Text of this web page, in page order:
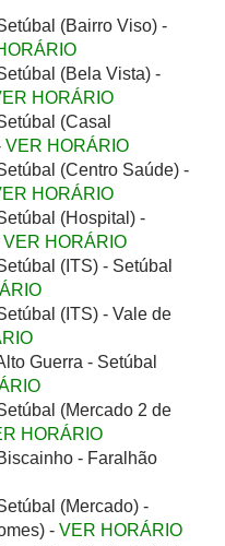
(Bairro Viso) -
(Bela Vista) -
HORÁRIO
(Casal
VER HORÁRIO
(Centro Saúde) -
HORÁRIO
(Hospital) -
VER HORÁRIO
(ITS) - Setúbal
(ITS) - Vale de
Guerra - Setúbal
(Mercado 2 de
HORÁRIO
- Faralhão
(Mercado) -
- VER HORÁRIO